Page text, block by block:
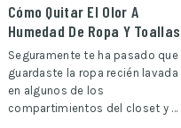
Cómo Quitar El Olor A
Humedad De Ropa Y Toallas
Seguramente te ha pasado que
guardaste la ropa recién lavada
en algunos de los
compartimientos del closet y …